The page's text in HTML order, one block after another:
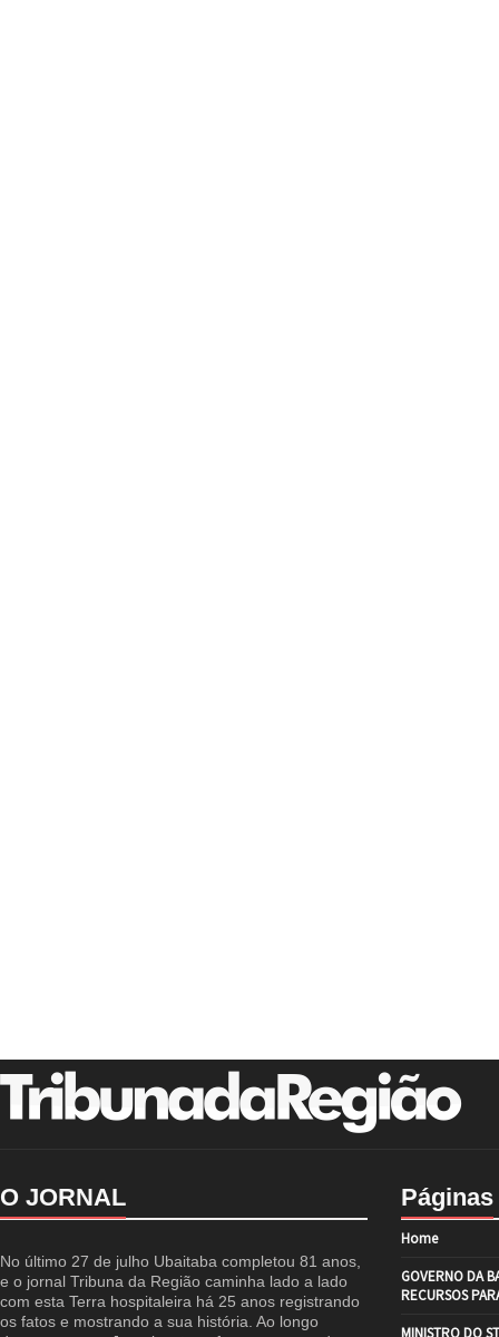
O JORNAL
No último 27 de julho Ubaitaba completou 81 anos,
e o jornal Tribuna da Região caminha lado a lado
com esta Terra hospitaleira há 25 anos registrando
os fatos e mostrando a sua história. Ao longo
Páginas
Home
GOVERNO DA
RECURSOS
MINISTRO DO